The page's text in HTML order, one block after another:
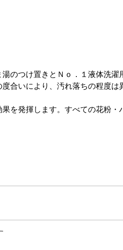
のつけ置きとＮｏ．１液体洗濯
合いにより、汚れ落ちの程度は
を発揮します。すべての花粉・